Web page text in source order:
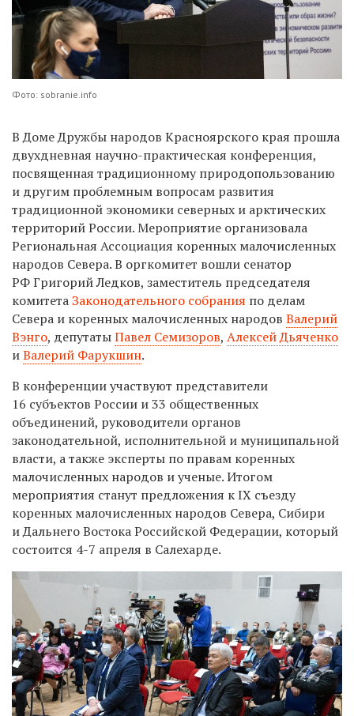
Фото: sobranie.info
В Доме Дружбы народов Красноярского края прошла
двухдневная научно-практическая конференция,
посвященная традиционному природопользованию
и другим проблемным вопросам развития
традиционной экономики северных и арктических
территорий России. Мероприятие организовала
Региональная Ассоциация коренных малочисленных
народов Севера. В оргкомитет вошли сенатор
РФ Григорий Ледков, заместитель председателя
комитетаЗаконодательного собрания по делам
Севера и коренных малочисленных народов Валерий
Вэнго, депутатыПавел Семизоров, Алексей Дьяченко
иВалерий Фарукшин.
В конференции участвуют представители
16 субъектов России и 33 общественных
объединений, руководители органов
законодательной, исполнительной и муниципальной
власти, а также эксперты по правам коренных
малочисленных народов и ученые. Итогом
мероприятия станут предложения к IX съезду
коренных малочисленных народов Севера, Сибири
и Дальнего Востока Российской Федерации, который
состоится 4-7 апреля в Салехарде.